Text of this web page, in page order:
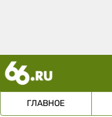
ГЛАВНОЕ